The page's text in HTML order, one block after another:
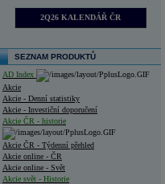
2Q26 KALENDÁŘ ČR
SEZNAM PRODUKTŮ
AD Index
Akcie
Akcie - Denní statistiky
Akcie - Investiční doporučení
Akcie ČR - historie
Akcie ČR - Týdenní přehled
Akcie online - ČR
Akcie online - Svět
Akcie svět - Historie